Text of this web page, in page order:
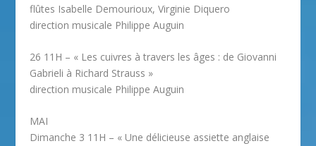
flûtes Isabelle Demourioux, Virginie Diquero
direction musicale Philippe Auguin
26 11H – « Les cuivres à travers les âges : de Giovanni
Gabrieli à Richard Strauss »
direction musicale Philippe Auguin
MAI
Dimanche 3 11H – « Une délicieuse assiette anglaise